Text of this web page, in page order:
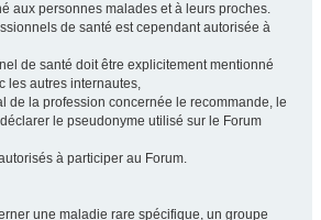
aux personnes malades et à leurs proches.
de santé est cependant autorisée à
de santé doit être explicitement mentionné
les autres internautes,
de la profession concernée le recommande, le
le pseudonyme utilisé sur le Forum
à participer au Forum.
une maladie rare spécifique, un groupe